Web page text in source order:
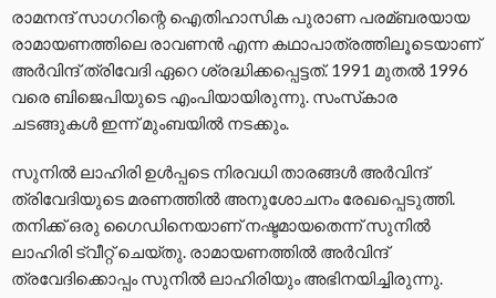
രാമനന്ദ് സാഗറിന്റെ ഐതിഹാസിക പുരാണ പരമ്ബരയായ
രാമായണത്തിലെ രാവണന്‍ എന്ന കഥാപാത്രത്തിലൂടെയാണ്
അര്‍വിന്ദ് ത്രിവേദി ഏറെ ശ്രദ്ധിക്കപ്പെട്ടത്. 1991 മുതല്‍ 1996
വരെ ബിജെപിയുടെ എംപിയായിരുന്നു. സംസ്‌കാര
ചടങ്ങുകള്‍ ഇന്ന് മുംബയില്‍ നടക്കും.
സുനില്‍ ലാഹിരി ഉള്‍പ്പടെ നിരവധി താരങ്ങള്‍ അര്‍വിന്ദ്
ത്രിവേദിയുടെ മരണത്തില്‍ അനുശോചനം രേഖപ്പെടുത്തി.
തനിക്ക് ഒരു ഗൈഡിനെയാണ് നഷ്ടമായതെന്ന് സുനില്‍
ലാഹിരി ട്വീറ്റ് ചെയ്തു. രാമായണത്തില്‍ അര്‍വിന്ദ്
ത്രവേദിക്കൊപ്പം സുനില്‍ ലാഹിരിയും അഭിനയിച്ചിരുന്നു.